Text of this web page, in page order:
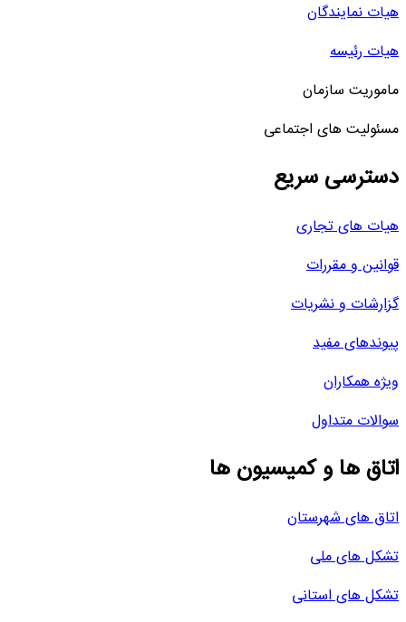
هیات نمایندگان
هیات رئیسه
ماموریت سازمان
مسئولیت های اجتماعی
دسترسی سریع
هیات های تجاری
قوانین و مقررات
گزارشات و نشریات
پیوندهای مفید
ویژه همکاران
سوالات متداول
اتاق ها و کمیسیون ها
اتاق های شهرستان
تشکل های ملی
تشکل های استانی